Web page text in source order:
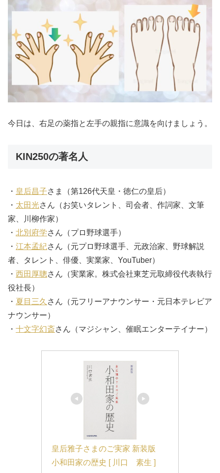
今日は、右足の薬指と左手の親指に意識を向けましょう。
KIN250の著名人
・ 皇后昌子さま（第126代天皇・徳仁の皇后）
・ 太田光さん（お笑いタレント、司会者、作詞家、文筆
家、川柳作家）
・ 北別府学さん（プロ野球選手）
・ 江本孟紀さん（元プロ野球選手、元政治家、野球解説
者、タレント、俳優、実業家、YouTuber）
・ 西田厚聰さん（実業家。株式会社東芝元取締役代表執行
役社長）
・ 夏目三久 さん（元フリーアナウンサー・元日本テレビア
ナウンサー）
・ 十文字幻斎さん（マジシャン、催眠エンターテイナー）
皇后雅子さまのご実家 新装版
小和田家の歴史 [ 川口　素生 ]